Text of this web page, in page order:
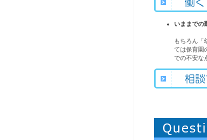
いままでの
もちろん「
ては保育園
での不安な